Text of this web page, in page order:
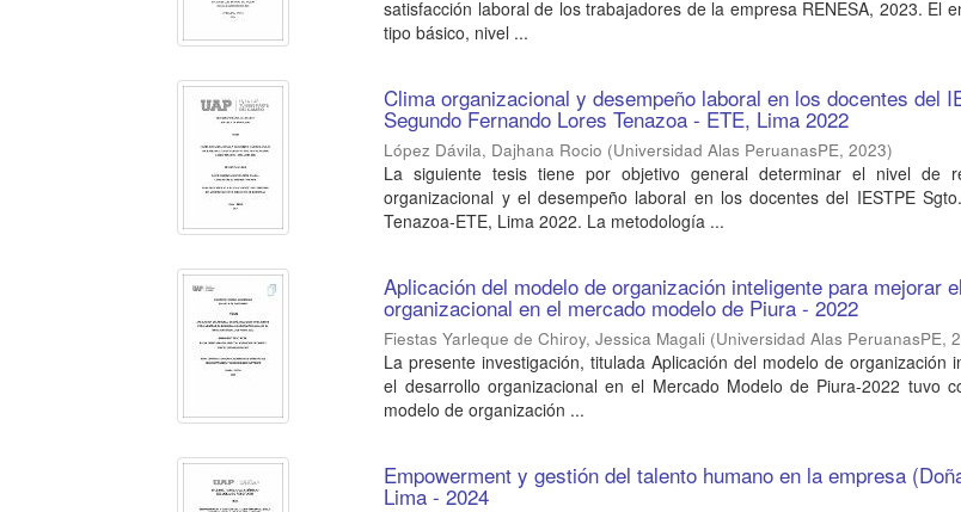
satisfacción laboral de los trabajadores de la empresa RENESA, 2023. El
tipo básico, nivel ...
Clima organizacional y desempeño laboral en los docentes del
Segundo Fernando Lores Tenazoa - ETE, Lima 2022
López Dávila, Dajhana Rocio (Universidad Alas PeruanasPE,2023)
La siguiente tesis tiene por objetivo general determinar el nivel de
organizacional y el desempeño laboral en los docentes del IESTPE
Tenazoa-ETE, Lima 2022. La metodología ...
Aplicación del modelo de organización inteligente para mejorar
organizacional en el mercado modelo de Piura - 2022
Fiestas Yarleque de Chiroy, Jessica Magali (Universidad Alas PeruanasPE,
La presente investigación, titulada Aplicación del modelo de organización
el desarrollo organizacional en el Mercado Modelo de Piura-2022 tuvo
modelo de organización ...
Empowerment y gestión del talento humano en la empresa
Lima - 2024